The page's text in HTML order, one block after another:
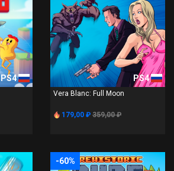
PS4 PS4
Vera Blanc: Full Moon
179,00 ₽ 359,00 ₽
-60%